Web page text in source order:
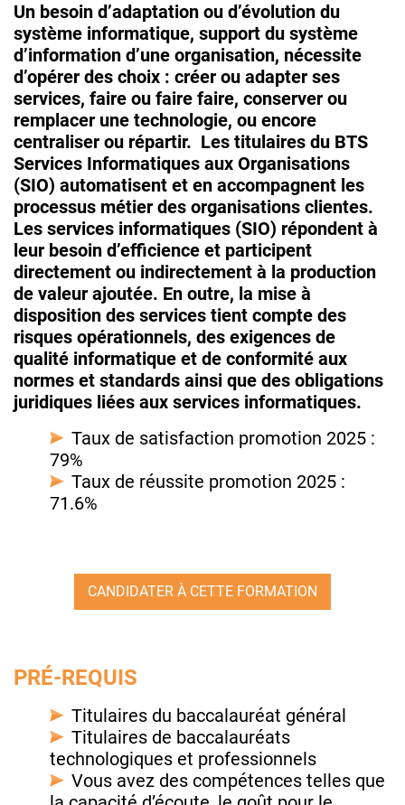
Un besoin d’adaptation ou d’évolution du
système informatique, support du système
d’information d’une organisation, nécessite
d’opérer des choix : créer ou adapter ses
services, faire ou faire faire, conserver ou
remplacer une technologie, ou encore
centraliser ou répartir. Les titulaires du BTS
Services Informatiques aux Organisations
(SIO) automatisent et en accompagnent les
processus métier des organisations clientes.
Les services informatiques (SIO) répondent à
leur besoin d’efficience et participent
directement ou indirectement à la production
de valeur ajoutée. En outre, la mise à
disposition des services tient compte des
risques opérationnels, des exigences de
qualité informatique et de conformité aux
normes et standards ainsi que des obligations
juridiques liées aux services informatiques.
Taux de satisfaction promotion 2025 :
79%
Taux de réussite promotion 2025 :
71.6%
CANDIDATER À CETTE FORMATION
PRÉ-REQUIS
Titulaires du baccalauréat général
Titulaires de baccalauréats
technologiques et professionnels
Vous avez des compétences telles que